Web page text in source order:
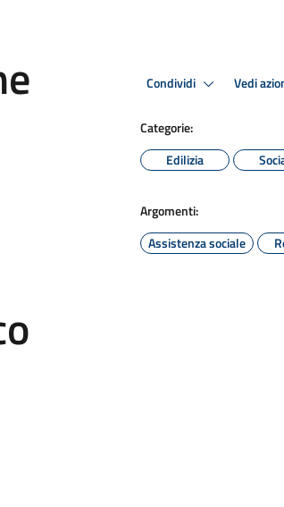
Condividi Vedi
Categorie:
Edilizia
Argomenti:
Assistenza sociale